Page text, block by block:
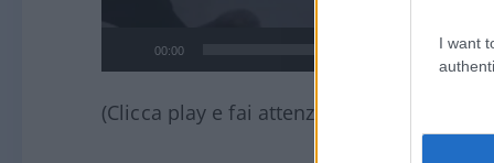
I want
00:00
(Clicca play e fai attenzione ai primi